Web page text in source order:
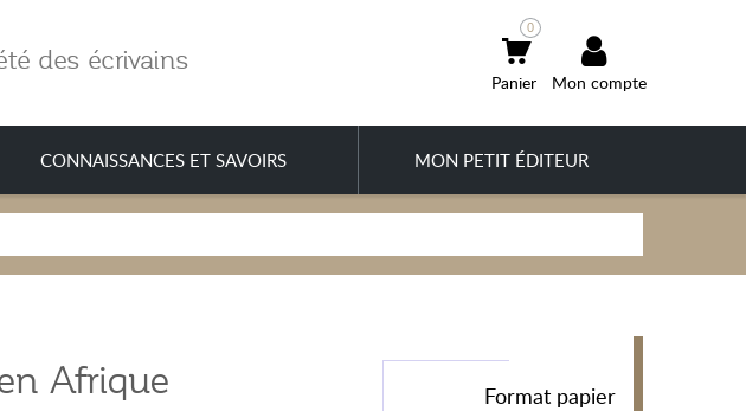
des écrivains
Mon compte
0
CONNAISSANCES ET SAVOIRS MON PETIT ÉDITEUR
Afrique
Format papier